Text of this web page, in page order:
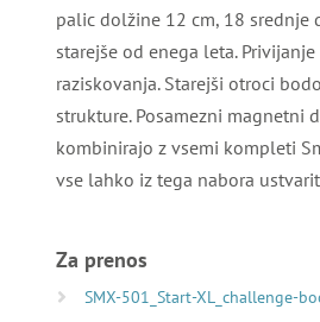
palic dolžine 12 cm, 18
starejše od enega leta.
raziskovanja. Starejši otroci
strukture. Posamezni magnetni
kombinirajo z vsemi kompleti
vse lahko iz tega nabora
Za prenos
SMX-501_Start-XL_challenge-